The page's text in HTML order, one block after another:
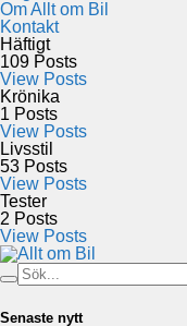
Om Allt om Bil
Kontakt
Häftigt
109 Posts
View Posts
Krönika
1 Posts
View Posts
Livsstil
53 Posts
View Posts
Tester
2 Posts
View Posts
Senaste nytt